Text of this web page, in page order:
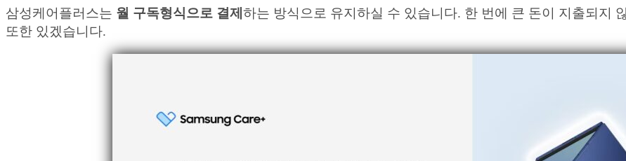
삼성케어플러스는 월 구독형식으로 결제 하는 방식으로 유지하실 수 있습니다. 한 번에 큰 돈이 지출되지
또한 있겠습니다.